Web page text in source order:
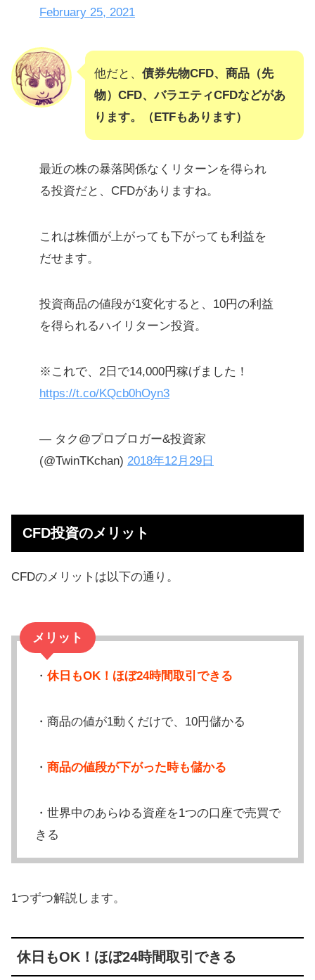
February 25, 2021
他だと、 債券先物CFD、商品（先
物）CFD、バラエティCFDなどがあ
ります。（ETFもあります）
最近の株の暴落関係なくリターンを得られ
る投資だと、CFDがありますね。
これは株価が上がっても下がっても利益を
だせます。
投資商品の値段が1変化すると、10円の利益
を得られるハイリターン投資。
※これで、2日で14,000円稼げました！
https://t.co/KQcb0hOyn3
— タク@プロブロガー&投資家
(@TwinTKchan) 2018年12月29日
CFD投資のメリット
CFDのメリットは以下の通り。
メリット
・ 休日もOK！ほぼ24時間取引できる
・商品の値が1動くだけで、10円儲かる
・ 商品の値段が下がった時も儲かる
・世界中のあらゆる資産を1つの口座で売買で
きる
1つずつ解説します。
休日もOK！ほぼ24時間取引できる